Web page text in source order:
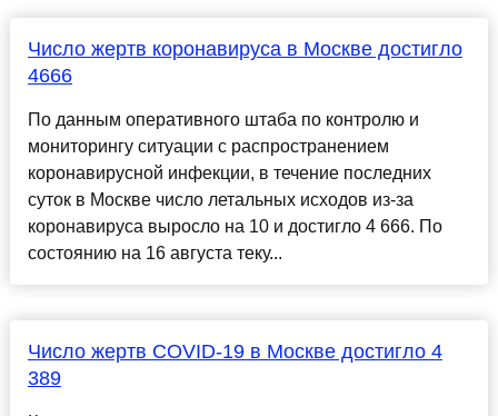
Число жертв коронавируса в Москве достигло
4666
По данным оперативного штаба по контролю и
мониторингу ситуации с распространением
коронавирусной инфекции, в течение последних
суток в Москве число летальных исходов из-за
коронавируса выросло на 10 и достигло 4 666. По
состоянию на 16 августа теку...
Число жертв СOVID-19 в Москве достигло 4
389